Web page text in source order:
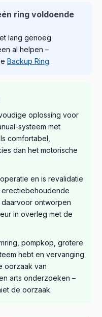
ring voldoende
lang genoeg
al helpen –
Backup Ring.
oplossing voor
systeem met
comfortabel,
dan het motorische
en is revalidatie
ontworpen
in overleg met de
pompkop, grotere
hebt en vervanging
oorzaak van
arts onderzoeken –
de oorzaak.